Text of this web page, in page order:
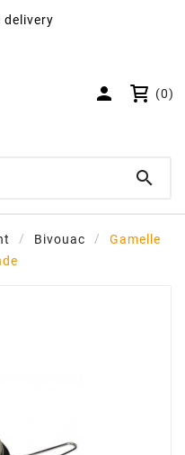
delivery
 (0)

Bivouac
Gamelle